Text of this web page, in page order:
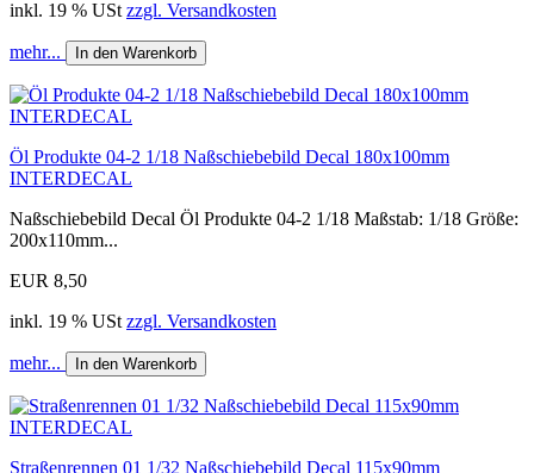
inkl. 19 % USt zzgl. Versandkosten
mehr... In den Warenkorb
Öl Produkte 04-2 1/18 Naßschiebebild Decal 180x100mm
INTERDECAL
Naßschiebebild Decal Öl Produkte 04-2 1/18 Maßstab: 1/18 Größe:
200x110mm...
EUR 8,50
inkl. 19 % USt zzgl. Versandkosten
mehr... In den Warenkorb
Straßenrennen 01 1/32 Naßschiebebild Decal 115x90mm